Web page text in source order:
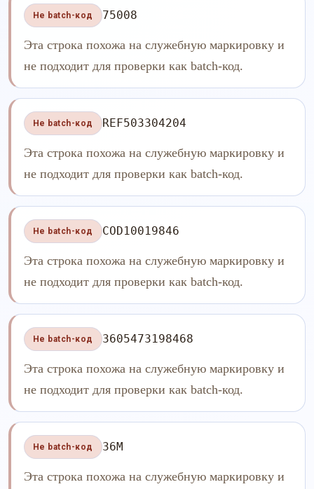
Не batch-код 75008
Эта строка похожа на служебную маркировку и
не подходит для проверки как batch-код.
Не batch-код REF503304204
Эта строка похожа на служебную маркировку и
не подходит для проверки как batch-код.
Не batch-код COD10019846
Эта строка похожа на служебную маркировку и
не подходит для проверки как batch-код.
Не batch-код 3605473198468
Эта строка похожа на служебную маркировку и
не подходит для проверки как batch-код.
Не batch-код 36M
Эта строка похожа на служебную маркировку и